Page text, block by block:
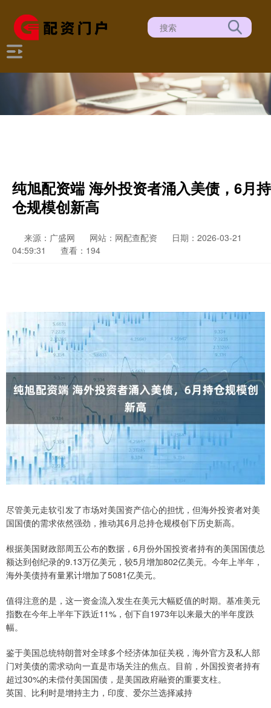
纯旭配资端 海外投资者涌入美债，6月持
仓规模创新高
来源：广盛网 网站：网配查配资
日期：2026-03-21
04:59:31
查看：194
尽管美元走软引发了市场对美国资产信心的担忧，但海外投资者对美
国国债的需求依然强劲，推动其6月总持仓规模创下历史新高。
根据美国财政部周五公布的数据，6月份外国投资者持有的美国国债总
额达到创纪录的9.13万亿美元，较5月增加802亿美元。今年上半年，
海外美债持有量累计增加了5081亿美元。
值得注意的是，这一资金流入发生在美元大幅贬值的时期。基准美元
指数在今年上半年下跌近11%，创下自1973年以来最大的半年度跌
幅。
鉴于美国总统特朗普对全球多个经济体加征关税，海外官方及私人部
门对美债的需求动向一直是市场关注的焦点。目前，外国投资者持有
超过30%的未偿付美国国债，是美国政府融资的重要支柱。
英国、比利时是增持主力，印度、爱尔兰选择减持